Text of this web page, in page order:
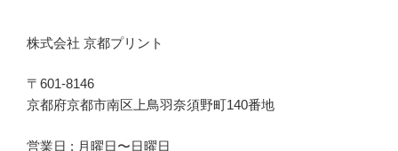
株式会社 京都プリント
〒601-8146
京都府京都市南区上鳥羽奈須野町140番地
営業日 : 月曜日〜日曜日